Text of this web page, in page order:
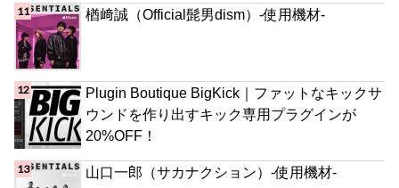
楢﨑誠（Official髭男dism）-使用機材-
Plugin Boutique BigKick｜ファットなキックサ
ウンドを作り出すキック専用プラグインが
20%OFF！
山口一郎（サカナクション）-使用機材-